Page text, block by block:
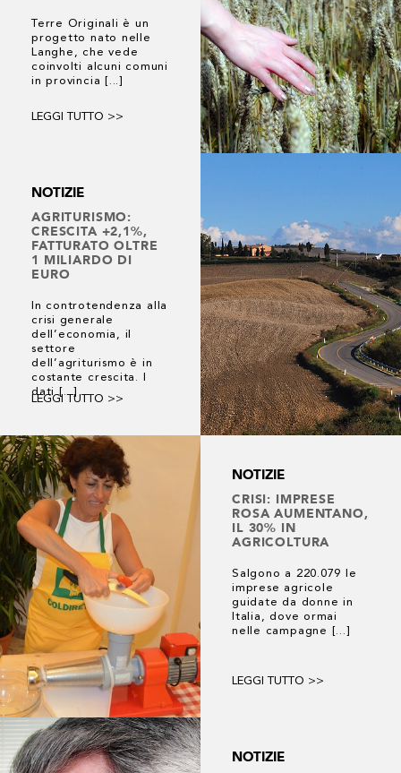
Terre Originali è un
progetto nato nelle
Langhe, che vede
coinvolti alcuni comuni
in provincia [...]
LEGGI TUTTO >>
NOTIZIE
AGRITURISMO:
CRESCITA +2,1%,
FATTURATO OLTRE
1 MILIARDO DI
EURO
In controtendenza alla
crisi generale
dell’economia, il
settore
dell’agriturismo è in
costante crescita. I
dati [...]
LEGGI TUTTO >>
NOTIZIE
CRISI: IMPRESE
ROSA AUMENTANO,
IL 30% IN
AGRICOLTURA
Salgono a 220.079 le
imprese agricole
guidate da donne in
Italia, dove ormai
nelle campagne [...]
LEGGI TUTTO >>
NOTIZIE